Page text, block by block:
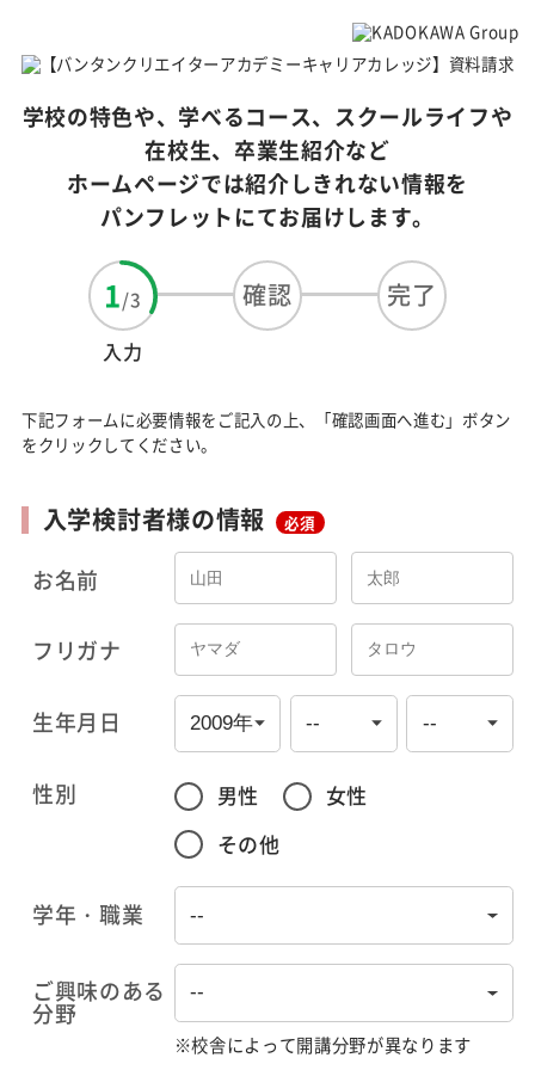
学校の特色や、学べるコース、スクールライフや
在校生、卒業生紹介など
ホームページでは紹介しきれない情報を
パンフレットにてお届けします。
1/3
入力
確認 完了
下記フォームに必要情報をご記入の上、「確認画面へ進む」ボタン
をクリックしてください。
入学検討者様の情報 必須
お名前
フリガナ
生年月日
性別 男性
女性
その他
学年・職業
ご興味のある
分野
※校舎によって開講分野が異なります